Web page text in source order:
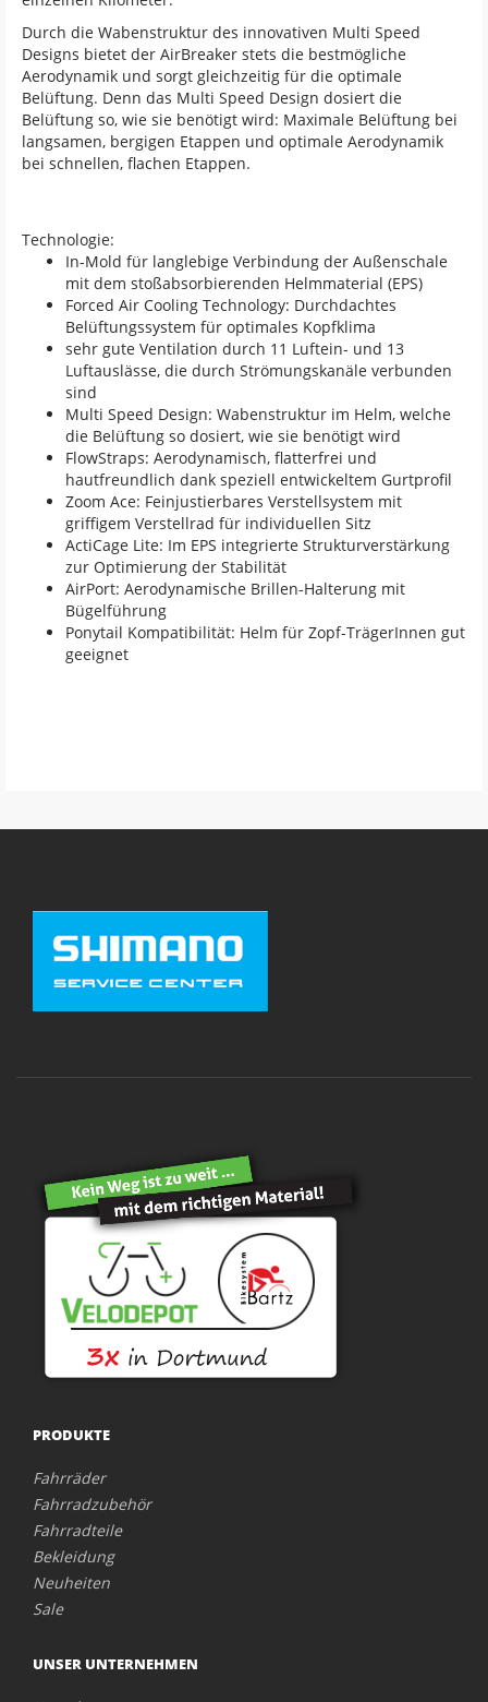
Durch die Wabenstruktur des innovativen Multi Speed
Designs bietet der AirBreaker stets die bestmögliche
Aerodynamik und sorgt gleichzeitig für die optimale
Belüftung. Denn das Multi Speed Design dosiert die
Belüftung so, wie sie benötigt wird: Maximale Belüftung bei
langsamen, bergigen Etappen und optimale Aerodynamik
bei schnellen, flachen Etappen.
Technologie:
In-Mold für langlebige Verbindung der Außenschale
mit dem stoßabsorbierenden Helmmaterial (EPS)
Forced Air Cooling Technology: Durchdachtes
Belüftungssystem für optimales Kopfklima
sehr gute Ventilation durch 11 Luftein- und 13
Luftauslässe, die durch Strömungskanäle verbunden
sind
Multi Speed Design: Wabenstruktur im Helm, welche
die Belüftung so dosiert, wie sie benötigt wird
FlowStraps: Aerodynamisch, flatterfrei und
hautfreundlich dank speziell entwickeltem Gurtprofil
Zoom Ace: Feinjustierbares Verstellsystem mit
griffigem Verstellrad für individuellen Sitz
ActiCage Lite: Im EPS integrierte Strukturverstärkung
zur Optimierung der Stabilität
AirPort: Aerodynamische Brillen-Halterung mit
Bügelführung
Ponytail Kompatibilität: Helm für Zopf-TrägerInnen gut
geeignet
PRODUKTE
Fahrräder
Fahrradzubehör
Fahrradteile
Bekleidung
Neuheiten
Sale
UNSER UNTERNEHMEN